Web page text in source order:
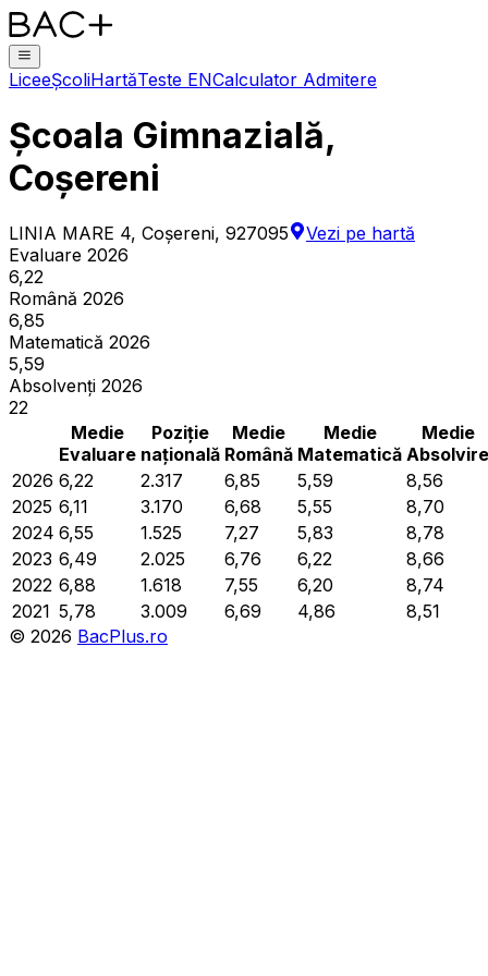
LiceeȘcoliHartăTeste ENCalculator Admitere
Școala Gimnazială,
Coșereni
LINIA MARE 4, Coşereni, 927095
Vezi pe hartă
Evaluare 2026
6,22
Română 2026
6,85
Matematică 2026
5,59
Absolvenți 2026
22
Medie
Evaluare
Poziție
națională
Medie
Română
Medie
Matematică
Medie
Absolvire
2026 6,22 2.317 6,85 5,59
8,56
2025 6,11 3.170 6,68 5,55
8,70
2024 6,55 1.525 7,27 5,83
8,78
2023 6,49 2.025 6,76 6,22
8,66
2022 6,88 1.618 7,55 6,20
8,74
2021 5,78 3.009 6,69 4,86
8,51
© 2026 BacPlus.ro